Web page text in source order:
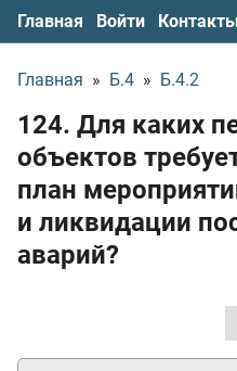
Главная Войти
Главная » Б.4 » Б.4.2
124. Для каких
объектов
план
и ликвидации
аварий?